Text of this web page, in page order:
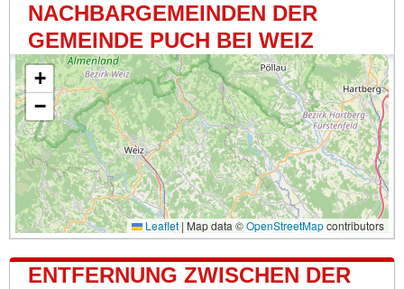
NACHBARGEMEINDEN DER
GEMEINDE PUCH BEI WEIZ
+
−
Leaflet | Map data ©OpenStreetMapcontributors
ENTFERNUNG ZWISCHEN DER